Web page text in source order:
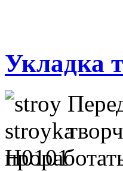
Укладка